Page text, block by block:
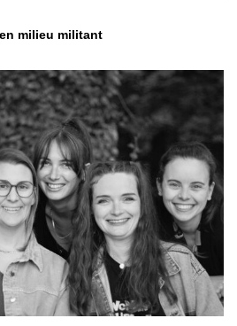
milieu militant